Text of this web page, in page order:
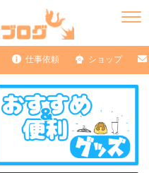
仕事依頼 ショップ